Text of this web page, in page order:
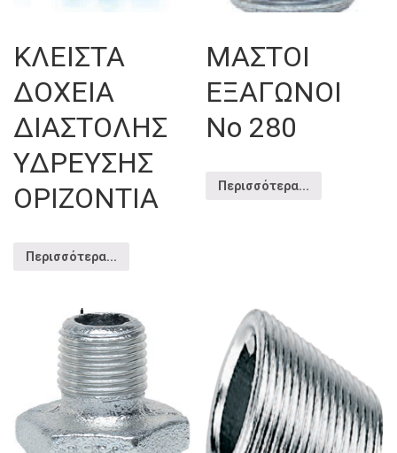
ΚΛΕΙΣΤΑ
ΔΟΧΕΙΑ
ΔΙΑΣΤΟΛΗΣ
ΥΔΡΕΥΣΗΣ
ΟΡΙΖΟΝΤΙΑ
Περισσότερα...
ΜΑΣΤΟΙ
ΕΞΑΓΩΝΟΙ
Νο 280
Περισσότερα...